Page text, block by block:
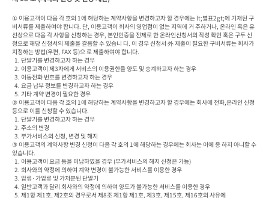
① 이용고객이 다음 각 호의 1에 해당하는 계약사항을 변경하고자 할 경우에는 lt;별표2gt;에 기재된 구
비서류를 제출하여야 합니다. 단, 이용고객이 회사의 영업점이 없는 지역에 거 주하거나, 온라인 혹은 유
선상으로 다음 각 사항을 신청하는 경우, 본인인증을 전제로 한 온라인신청서의 작성 확인 혹은 구두 신
청으로 해당 신청서의 제출을 갈음할 수 있습니 다. 이 경우 신청서 外 제출이 필요한 구비서류는 회사가
지정하는 방법(우편, FAX 등)으 로 제출하여야 합니다.
② 이용고객이 다음 각 호의 1에 해당하는 계약사항을 변경하고자 할 경우에는 회사에 전화,온라인 신청
등으로 이를 신청할 수 있습니다.
③ 이용고객의 계약사항 변경 신청이 다음 각 호의 1에 해당하는 경우에는 회사는 이에 응 하지 아니할 수
있습니다.